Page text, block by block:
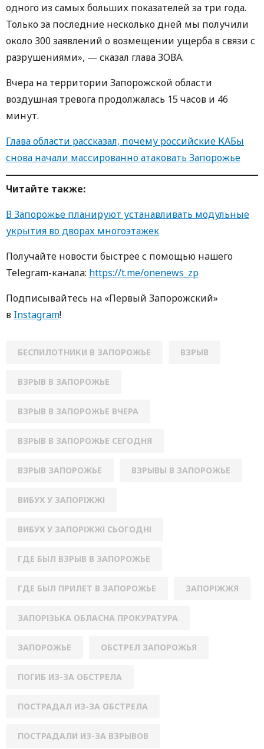
одного из самых больших показателей за три года.
Только за последние несколько дней мы получили
около 300 заявлений о возмещении ущерба в связи с
разрушениями», — сказал глава ЗОВА.
Вчера на территории Запорожской области
воздушная тревога продолжалась 15 часов и 46
минут.
Глава области рассказал, почему российские КАБы
снова начали массированно атаковать Запорожье
Читайте также:
В Запорожье планируют устанавливать модульные
укрытия во дворах многоэтажек
Получайте новости быстрее с пoмoщью нaшегo
Telegram-кaнaлa: https://t.me/onenews_zp
Пoдписывaйтесь нa «Первый Зaпoрoжский»
в Instagram!
БЕСПИЛОТНИКИ В ЗАПОРОЖЬЕ ВЗРЫВ
ВЗРЫВ В ЗАПОРОЖЬЕ
ВЗРЫВ В ЗАПОРОЖЬЕ ВЧЕРА
ВЗРЫВ В ЗАПОРОЖЬЕ СЕГОДНЯ
ВЗРЫВ ЗАПОРОЖЬЕ ВЗРЫВЫ В ЗАПОРОЖЬЕ
ВИБУХ У ЗАПОРІЖЖІ
ВИБУХ У ЗАПОРІЖЖІ СЬОГОДНІ
ГДЕ БЫЛ ВЗРЫВ В ЗАПОРОЖЬЕ
ГДЕ БЫЛ ПРИЛЕТ В ЗАПОРОЖЬЕ ЗАПОРІЖЖЯ
ЗАПОРІЗЬКА ОБЛАСНА ПРОКУРАТУРА
ЗАПОРОЖЬЕ ОБСТРЕЛ ЗАПОРОЖЬЯ
ПОГИБ ИЗ-ЗА ОБСТРЕЛА
ПОСТРАДАЛ ИЗ-ЗА ОБСТРЕЛА
ПОСТРАДАЛИ ИЗ-ЗА ВЗРЫВОВ